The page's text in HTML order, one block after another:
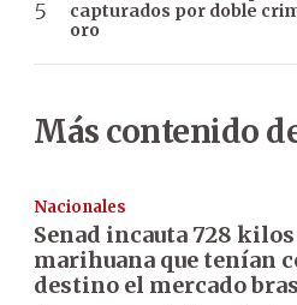
capturados por doble
oro
Más contenido
Nacionales
Senad incauta 728
marihuana que tenían
destino el mercado